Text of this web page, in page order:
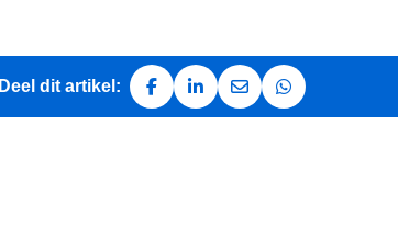
Deel dit artikel:
Deel op Facebook
Deel op LinkedIn
Deel via e-mail
Deel via